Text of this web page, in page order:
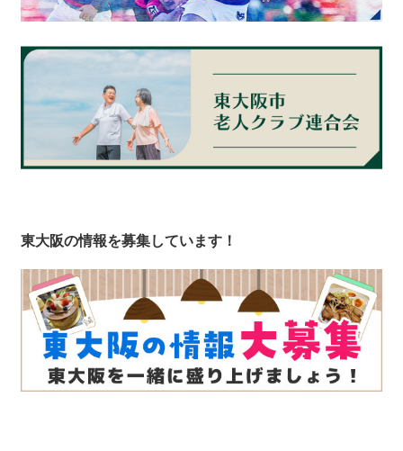
東大阪の情報を募集しています！